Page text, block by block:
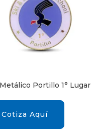
Portillo 1° Lugar
Cotiza Aquí